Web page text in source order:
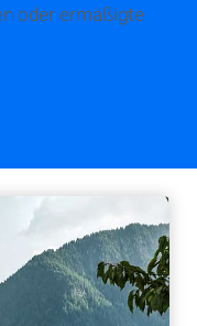
oder ermäßigte